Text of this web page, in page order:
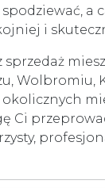
a
i
sprzedaż
Wolbromiu,
Ci